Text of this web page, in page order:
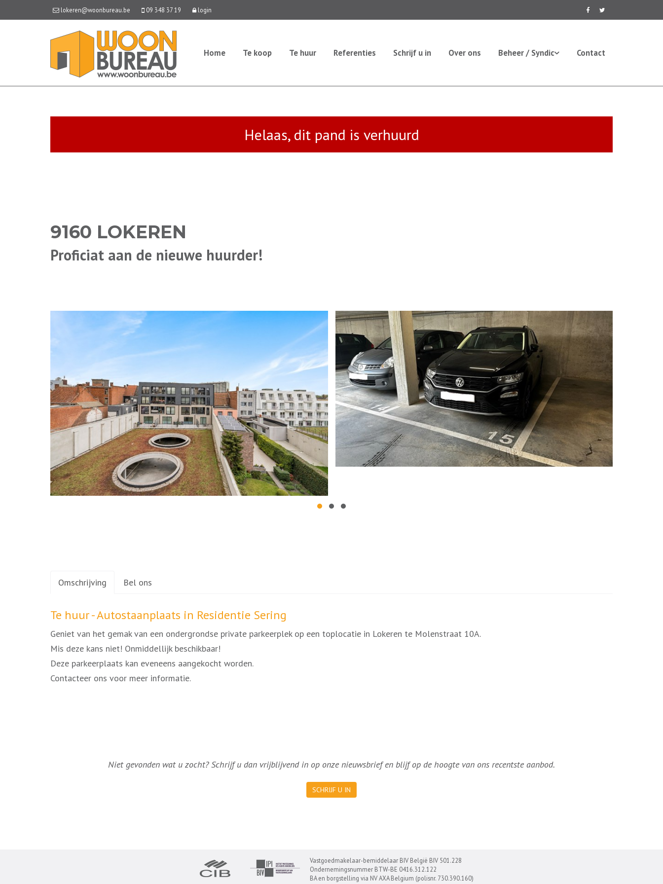
lokeren@woonbureau.be 09 348 37 19 login
Home Te koop Te huur Referenties Schrijf u in Over ons Beheer / Syndic Contact
Helaas, dit pand is verhuurd
9160 LOKEREN
Proficiat aan de nieuwe huurder!
Omschrijving Bel ons
Omschrijving
Te huur - Autostaanplaats in Residentie Sering
Geniet van het gemak van een ondergrondse private parkeerplek op een toplocatie in Lokeren te Molenstraat 10A.
Mis deze kans niet! Onmiddellijk beschikbaar!
Deze parkeerplaats kan eveneens aangekocht worden.
Contacteer ons voor meer informatie.
Niet gevonden wat u zocht? Schrijf u dan vrijblijvend in op onze nieuwsbrief en blijf op de hoogte van ons recentste aanbod.
SCHRIJF U IN
Vastgoedmakelaar-bemiddelaar BIV België BIV 501.228
Ondernemingsnummer BTW-BE 0416.312.122
BA en borgstelling via NV AXA Belgium (polisnr. 730.390.160)